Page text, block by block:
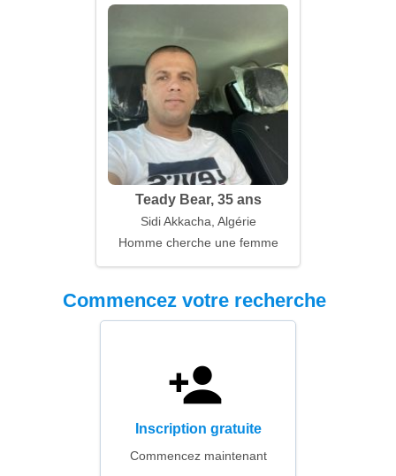
Teady Bear, 35 ans
Sidi Akkacha, Algérie
Homme cherche une femme
Commencez votre recherche
Inscription gratuite
Commencez maintenant